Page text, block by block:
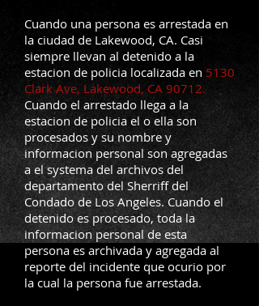
Cuando una persona es arrestada en
la ciudad de Lakewood, CA. Casi
siempre llevan al detenido a la
estacion de policia localizada en 5130
Clark Ave, Lakewood, CA 90712.
Cuando el arrestado llega a la
estacion de policia el o ella son
procesados y su nombre y
informacion personal son agregadas
a el systema del archivos del
departamento del Sherriff del
Condado de Los Angeles. Cuando el
detenido es procesado, toda la
informacion personal de esta
persona es archivada y agregada al
reporte del incidente que ocurio por
la cual la persona fue arrestada.